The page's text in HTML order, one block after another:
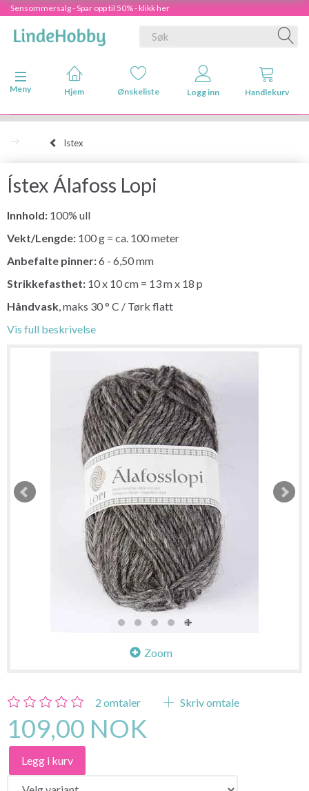
Sensommersalg - Spar opp til 50% - klikk her
Veksle navigasjon
Meny
Hjem Ønskeliste Logg inn Handlekurv
Istex
Ístex Álafoss Lopi
Innhold: 100% ull
Vekt/Lengde: 100 g = ca. 100 meter
Anbefalte pinner:6 - 6,50 mm
Strikkefasthet: 10 x 10 cm = 13 m x 18 p
Håndvask , maks 30 ° C / Tørk flatt
Vis full beskrivelse
Zoom
2 omtaler Skriv omtale
109,00 NOK
Legg i kurv